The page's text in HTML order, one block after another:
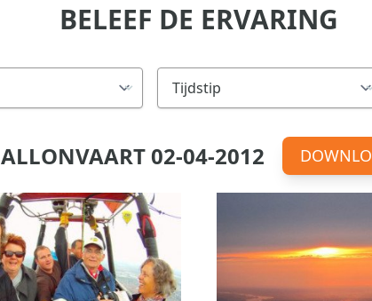
BELEEF DE ERVARING
02-04-2012